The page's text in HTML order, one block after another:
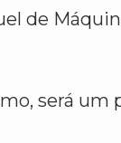
de
será